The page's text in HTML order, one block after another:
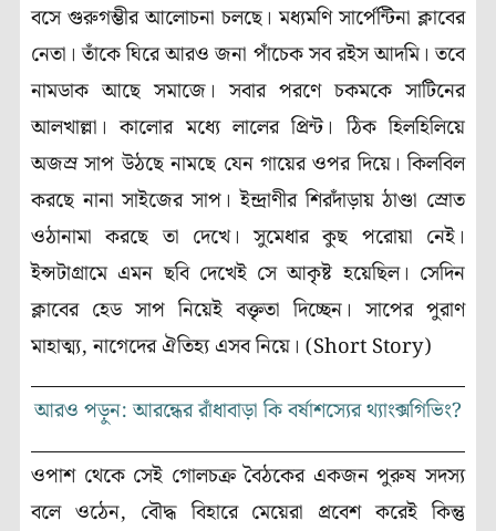
বসে গুরুগম্ভীর আলোচনা চলছে। মধ্যমণি সার্পেন্টিনা ক্লাবের
নেতা। তাঁকে ঘিরে আরও জনা পাঁচেক সব রইস আদমি। তবে
নামডাক আছে সমাজে। সবার পরণে চকমকে সাটিনের
আলখাল্লা। কালোর মধ্যে লালের প্রিন্ট। ঠিক হিলহিলিয়ে
অজস্র সাপ উঠছে নামছে যেন গায়ের ওপর দিয়ে। কিলবিল
করছে নানা সাইজের সাপ। ইন্দ্রাণীর শিরদাঁড়ায় ঠাণ্ডা স্রোত
ওঠানামা করছে তা দেখে। সুমেধার কুছ পরোয়া নেই।
ইন্সটাগ্রামে এমন ছবি দেখেই সে আকৃষ্ট হয়েছিল। সেদিন
ক্লাবের হেড সাপ নিয়েই বক্তৃতা দিচ্ছেন। সাপের পুরাণ
মাহাত্ম্য, নাগেদের ঐতিহ্য এসব নিয়ে। (Short Story)
আরও পড়ুন: আরন্ধের রাঁধাবাড়া কি বর্ষাশস্যের থ্যাংক্সগিভিং?
ওপাশ থেকে সেই গোলচক্র বৈঠকের একজন পুরুষ সদস্য
বলে ওঠেন, বৌদ্ধ বিহারে মেয়েরা প্রবেশ করেই কিন্তু